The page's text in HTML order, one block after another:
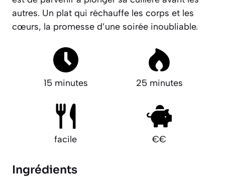
autres. Un plat qui réchauffe les corps et les
cœurs, la promesse d’une soirée inoubliable.
15 minutes 25 minutes
facile €€
Ingrédients